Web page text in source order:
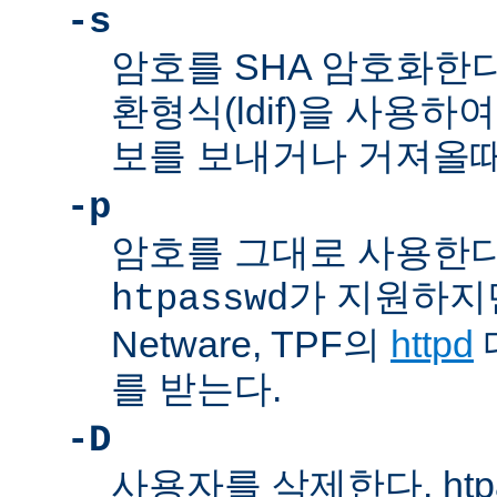
-s
암호를 SHA 암호화한
환형식(ldif)을 사용하
보를 보내거나 거져올
-p
암호를 그대로 사용한
htpasswd가 지원하
Netware, TPF의 httpd
를 받는다.
-D
사용자를 삭제한다.